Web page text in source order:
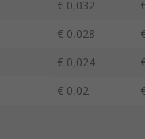
€ 0,032
€ 0,028
€ 0,024
€ 0,02